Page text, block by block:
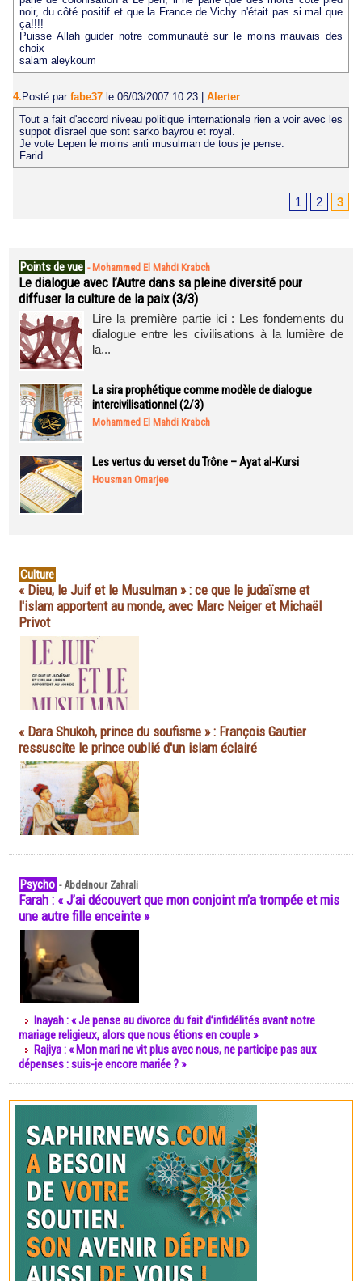
noir, du côté positif et que la France de Vichy n'était pas si mal que
ça!!!!
Puisse Allah guider notre communauté sur le moins mauvais des
choix
salam aleykoum
4.Posté par fabe37 le 06/03/2007 10:23 | Alerter
Tout a fait d'accord niveau politique internationale rien a voir avec les
suppot d'israel que sont sarko bayrou et royal.
Je vote Lepen le moins anti musulman de tous je pense.
Farid
1 2 3
Points de vue - Mohammed El Mahdi Krabch
Le dialogue avec l’Autre dans sa pleine diversité pour
diffuser la culture de la paix (3/3)
Lire la première partie ici : Les fondements du
dialogue entre les civilisations à la lumière de
la...
La sira prophétique comme modèle de dialogue
intercivilisationnel (2/3)
Mohammed El Mahdi Krabch
Les vertus du verset du Trône – Ayat al-Kursi
Housman Omarjee
Culture
« Dieu, le Juif et le Musulman » : ce que le judaïsme et
l'islam apportent au monde, avec Marc Neiger et Michaël
Privot
« Dara Shukoh, prince du soufisme » : François Gautier
ressuscite le prince oublié d'un islam éclairé
Psycho -Abdelnour Zahrali
Farah : « J’ai découvert que mon conjoint m’a trompée et mis
une autre fille enceinte »
Inayah : « Je pense au divorce du fait d’infidélités avant notre
mariage religieux, alors que nous étions en couple »
Rajiya : « Mon mari ne vit plus avec nous, ne participe pas aux
dépenses : suis-je encore mariée ? »